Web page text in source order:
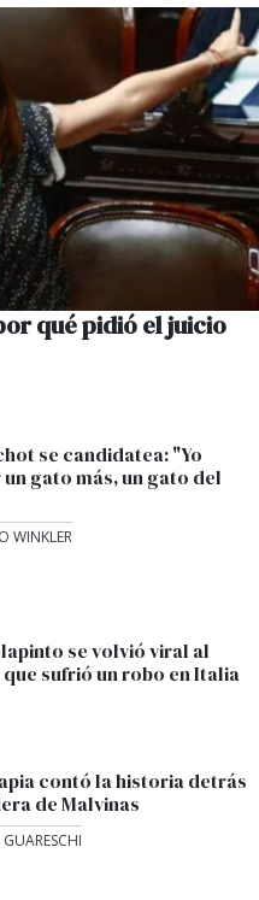
qué pidió el juicio
se candidatea: "Yo
gato más, un gato del
WINKLER
se volvió viral al
sufrió un robo en Italia
contó la historia detrás
de Malvinas